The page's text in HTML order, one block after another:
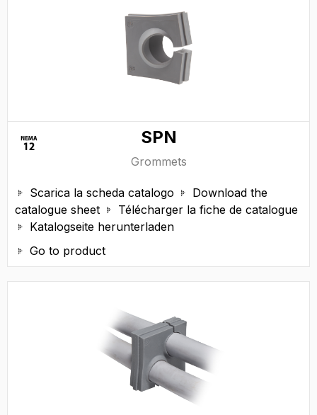
SPN
Grommets
 Scarica la scheda catalogo 
Download the
catalogue sheet
 Télécharger la fiche de catalogue
 Katalogseite herunterladen
 Go to product